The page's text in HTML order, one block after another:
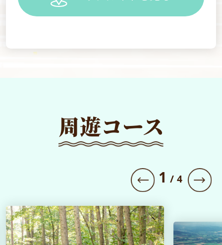
周遊コース
1 / 4